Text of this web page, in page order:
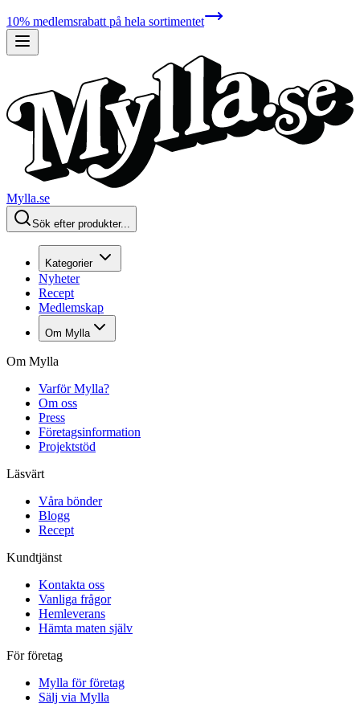
10% medlemsrabatt på hela sortimentet
Mylla.se
Sök efter produkter...
Kategorier
Nyheter
Recept
Medlemskap
Om Mylla
Om Mylla
Varför Mylla?
Om oss
Press
Företagsinformation
Projektstöd
Läsvärt
Våra bönder
Blogg
Recept
Kundtjänst
Kontakta oss
Vanliga frågor
Hemleverans
Hämta maten själv
För företag
Mylla för företag
Sälj via Mylla